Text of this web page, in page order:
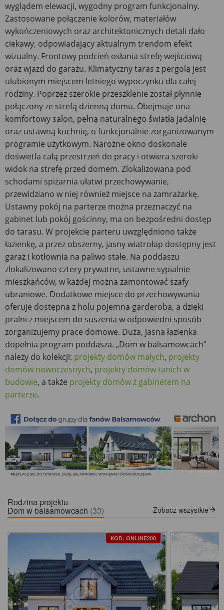
wyglądem elewacji, wygodny program funkcjonalny.
Zastosowane połączenie kolorów, materiałów
wykończeniowych oraz architektonicznych detali dało
ciekawy, odpowiadający aktualnym trendom efekt
wizualny. Frontowy podcień osłania strefę wejściową
oraz wjazd do garażu. Klimatyczny taras z pergolą jest
ulubionym miejscem letniego wypoczynku dla całej
rodziny. Poprzez szerokie przeszklenie został płynnie
połączony ze strefą dzienną domu. Obejmuje ona
komfortowy salon, pełną naturalnego światła jadalnię
oraz ustawną kuchnię, o funkcjonalnie zorganizowanym
programie użytkowym. Narożne okno doskonale
doświetla całą przestrzeń do pracy i otwiera szeroki
widok na strefę przed domem. Zlokalizowana pod
schodami spiżarnia ułatwi przechowywanie,
przewidziano w niej również miejsce na zamrażarkę.
Ustawny pokój na parterze można przeznaczyć na
gabinet lub pokój gościnny, ma on bezpośredni dostęp
do tarasu. W projekcie parteru uwzględniono także
łazienkę, a przez obszerny, jasny wiatrołap dostępny jest
garaż i kotłownia na paliwo stałe. Na poddaszu
zlokalizowano cztery prywatne, ustawne sypialnie
mieszkańców, w każdej można zamontować szafy
ubraniowe. Dodatkowe miejsce do przechowywania
oferuje dostępna z holu pojemna garderoba, a dzięki
pralni z miejscem do suszenia w odpowiedni sposób
zorganizujemy prace domowe. Duża, jasna łazienka
dopełnia program poddasza. „Dom w balsamowcach”
należy do kolekcji: projekty domów małych, projekty
domów nowoczesnych, projekty domów tanich w
budowie, a także projekty domów z gabinetem na
parterze.
Rodzina projektu
Dom w balsamowcach (33) Zobacz wszystkie
KOD: ONLINE200